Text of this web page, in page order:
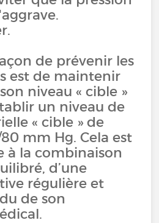
de prévenir les
est de maintenir
niveau « cible »
un niveau de
« cible » de
mm Hg. Cela est
à la combinaison
d’une
régulière et
de son